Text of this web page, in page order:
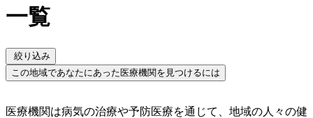
一覧
絞り込み
この地域であなたにあった医療機関を見つけるには
医療機関は病気の治療や予防医療を通じて、地域の人々の健